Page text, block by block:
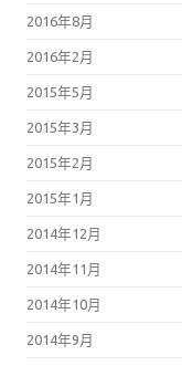
2016年8月
2016年2月
2015年5月
2015年3月
2015年2月
2015年1月
2014年12月
2014年11月
2014年10月
2014年9月